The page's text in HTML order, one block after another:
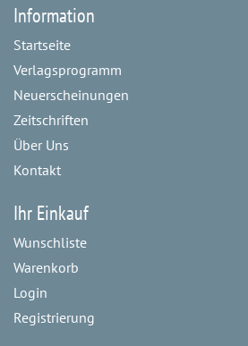
Information
Startseite
Verlagsprogramm
Neuerscheinungen
Zeitschriften
Über Uns
Kontakt
Ihr Einkauf
Wunschliste
Warenkorb
Login
Registrierung